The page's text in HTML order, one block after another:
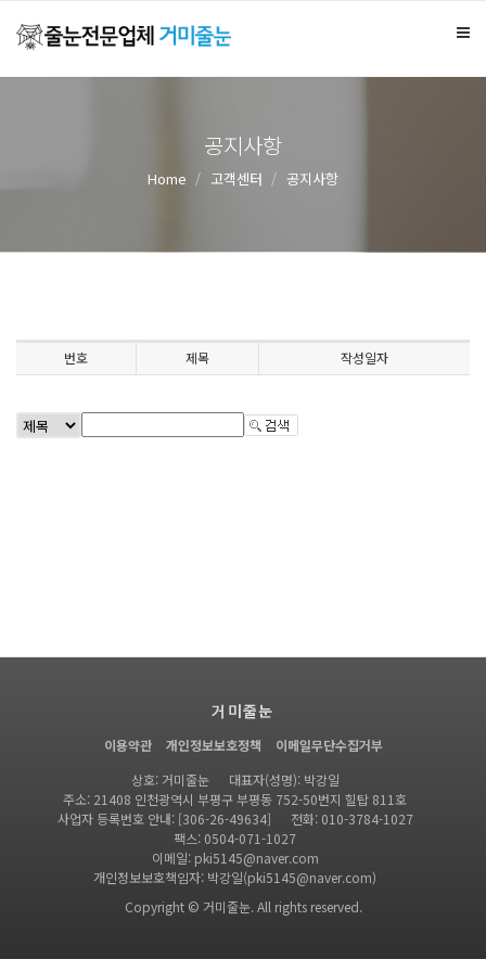
공지사항
Home 고객센터 공지사항
번호 제목 작성일자
거미줄눈
이용약관 개인정보보호정책
이메일무단수집거부
상호: 거미줄눈
대표자(성명): 박강일
주소: 21408 인천광역시 부평구 부평동 752-50번지 힐탑 811호
사업자 등록번호 안내: [306-26-49634]
전화: 010-3784-1027
팩스: 0504-071-1027
이메일: pki5145@naver.com
개인정보보호책임자: 박강일(pki5145@naver.com)
Copyright © 거미줄눈. All rights reserved.